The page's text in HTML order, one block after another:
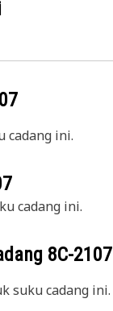
cadang ini.
cadang ini.
8C-2107
suku cadang ini.